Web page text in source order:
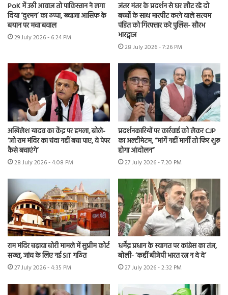
PoK में उठी आवाज तो पाकिस्तान ने लगा
दिया ‘दुश्मन’ का ठप्पा, ख्वाजा आसिफ के
बयान पर मचा बवाल
29 July 2026 - 6:24 PM
जंतर मंतर के प्रदर्शन से घर लौट रहे दो
बच्चों के साथ मारपीट करने वाले सत्यम
पंडित को गिरफ्तार करे पुलिस- सौरभ
भारद्वाज
28 July 2026 - 7:26 PM
अखिलेश यादव का केंद्र पर हमला, बोले-
‘जो राम मंदिर का चंदा नहीं बचा पाए, वे पेपर
कैसे बचाएंगे’
28 July 2026 - 4:08 PM
प्रदर्शनकारियों पर कार्रवाई को लेकर CJP
का अल्टीमेटम, “मांगें नहीं मानीं तो फिर शुरू
होगा आंदोलन”
27 July 2026 - 7:20 PM
राम मंदिर चढ़ावा चोरी मामले में सुप्रीम कोर्ट
सख्त, जांच के लिए नई SIT गठित
27 July 2026 - 4:35 PM
धर्मेंद्र प्रधान के स्वागत पर कांग्रेस का तंज,
बोली- ‘कहीं बीजेपी भारत रत्न न दे दे’
27 July 2026 - 2:32 PM